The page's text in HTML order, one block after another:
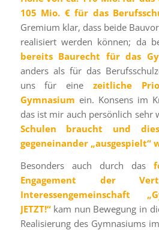
105 Mio. € für das
Gremium klar, dass beide
realisiert werden können; da
bereits Baurecht für das
anders als für das
uns für eine zeitliche
Gymnasium ein. Konsens im
das ist mir auch persönlich sehr
Schulen braucht und
gegeneinander „ausgespielt“
Besonders auch durch das
Engagement der
Interessengemeinschaft
JETZT!“kam nun Bewegung in
Realisierung des Gymnasiums